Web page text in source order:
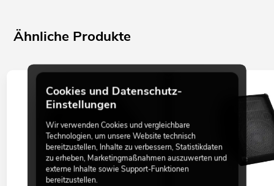
Ähnliche Produkte
Cookies und Datenschutz-
Einstellungen
Wir verwenden Cookies und vergleichbare
Technologien, um unsere Website technisch
bereitzustellen, Inhalte zu verbessern, Statistikdaten
zu erheben, Marketingmaßnahmen auszuwerten und
externe Inhalte sowie Support-Funktionen
bereitzustellen.